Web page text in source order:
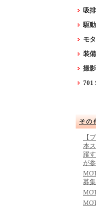
吸
駆
モ
装
撮
701
その
【
本
躍
が
募